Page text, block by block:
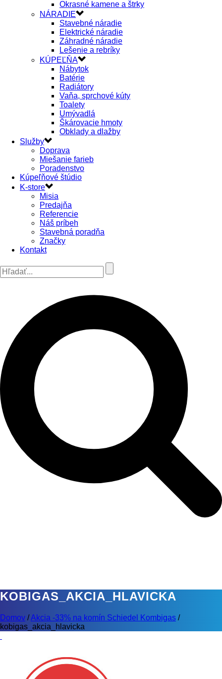
Okrasné kamene a štrky
NÁRADIE
Stavebné náradie
Elektrické náradie
Záhradné náradie
Lešenie a rebríky
KÚPEĽŇA
Nábytok
Batérie
Radiátory
Vaňa, sprchové kúty
Toalety
Umývadlá
Škárovacie hmoty
Obklady a dlažby
Služby
Doprava
Miešanie farieb
Poradenstvo
Kúpeľňové štúdio
K-store
Misia
Predajňa
Referencie
Náš príbeh
Stavebná poradňa
Značky
Kontakt
KOBIGAS_AKCIA_HLAVICKA
Domov /Akcia -33% na komín Schiedel Kombigas /
kobigas_akcia_hlavicka